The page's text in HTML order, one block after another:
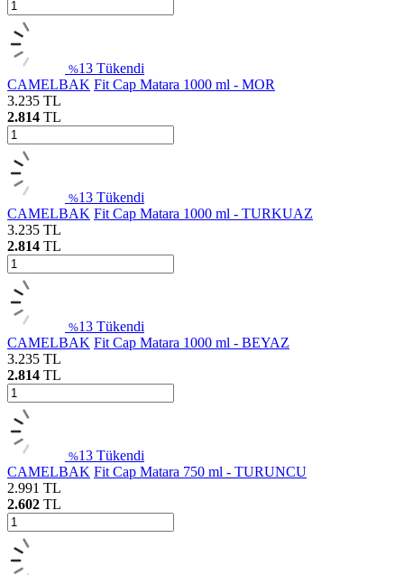
%13 Tükendi
CAMELBAK Fit Cap Matara 1000 ml - MOR
3.235 TL
2.814 TL
%13 Tükendi
CAMELBAK Fit Cap Matara 1000 ml - TURKUAZ
3.235 TL
2.814 TL
%13 Tükendi
CAMELBAK Fit Cap Matara 1000 ml - BEYAZ
3.235 TL
2.814 TL
%13 Tükendi
CAMELBAK Fit Cap Matara 750 ml - TURUNCU
2.991 TL
2.602 TL